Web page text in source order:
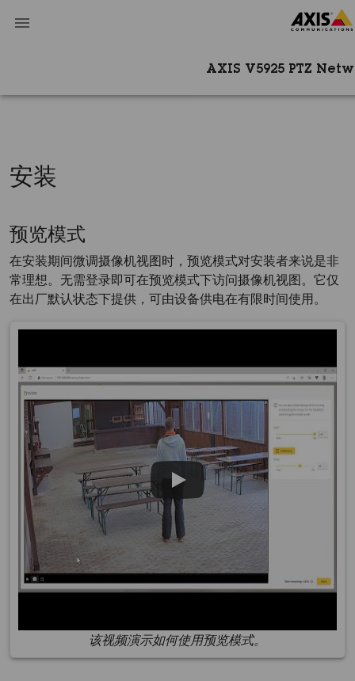
AXIS V5925 PTZ
安装
预览模式
在安装期间微调摄像机视图时，预览模式对安装者来说是非
常理想。无需登录即可在预览模式下访问摄像机视图。它仅
在出厂默认状态下提供，可由设备供电在有限时间使用。
该视频演示如何使用预览模式。